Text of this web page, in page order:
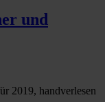
und
2019, handverlesen